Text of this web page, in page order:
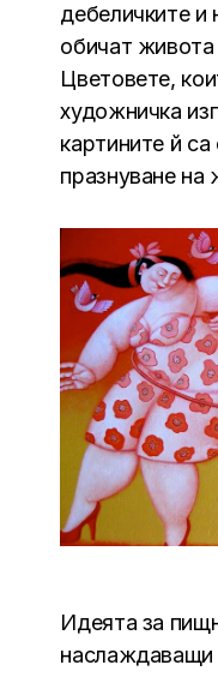
дебеличките
обичат живота
Цветовете,
художничка
картините й
празнуване на
Идеята за
наслаждаващи